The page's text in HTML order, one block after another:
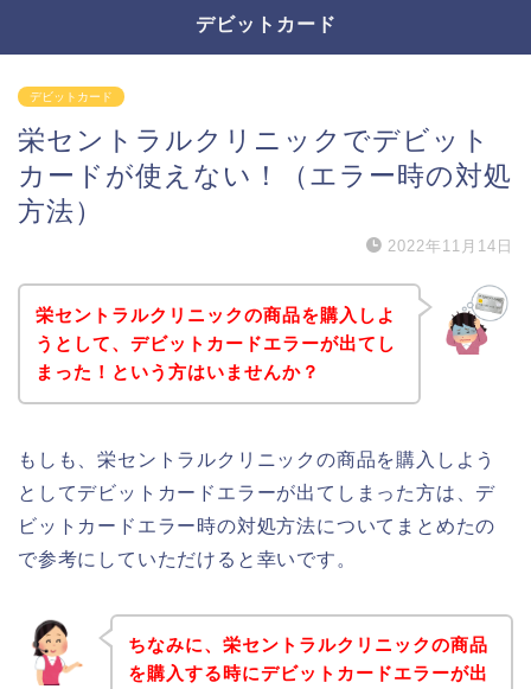
デビットカード
デビットカード
栄セントラルクリニックでデビット
カードが使えない！（エラー時の対処
方法）
2022年11月14日
栄セントラルクリニックの商品を購入しよ
うとして、デビットカードエラーが出てし
まった！という方はいませんか？
もしも、栄セントラルクリニックの商品を購入しよう
としてデビットカードエラーが出てしまった方は、デ
ビットカードエラー時の対処方法についてまとめたの
で参考にしていただけると幸いです。
ちなみに、栄セントラルクリニックの商品
を購入する時にデビットカードエラーが出